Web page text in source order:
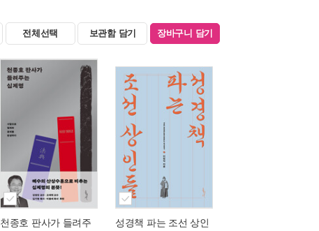
전체선택 보관함 담기 장바구니 담기
천종호 판사가 들려주
성경책 파는 조선 상인